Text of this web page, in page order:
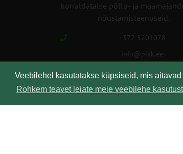
Veebilehel kasutatakse küpsiseid, mis
Rohkem teavet leiate meie veebilehe
korraldatalse põllu- ja
nõustamisteenuseid.
+372 5201078
info@pikk.ee